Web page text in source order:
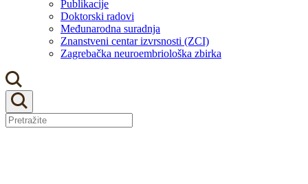
Publikacije
Doktorski radovi
Međunarodna suradnja
Znanstveni centar izvrsnosti (ZCI)
Zagrebačka neuroembriološka zbirka